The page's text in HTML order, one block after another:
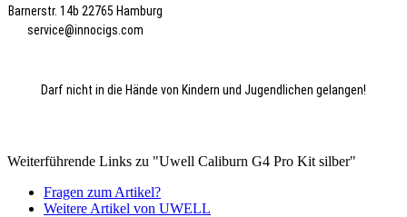
Barnerstr. 14b 22765 Hamburg
service@innocigs.com
Darf nicht in die Hände von Kindern und Jugendlichen gelangen!
Weiterführende Links zu "Uwell Caliburn G4 Pro Kit silber"
Fragen zum Artikel?
Weitere Artikel von UWELL